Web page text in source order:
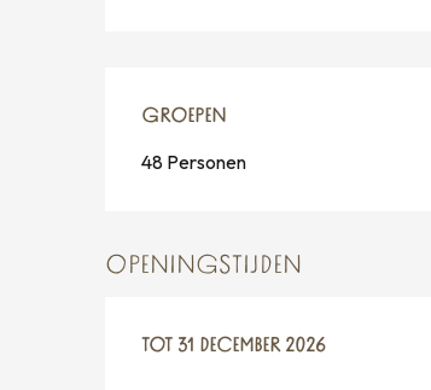
GROEPEN
GROEPEN
48 Personen
OPENINGSTIJDEN
VANAF3 JANUARI 2026
TOT 31 DECEMBER 2026